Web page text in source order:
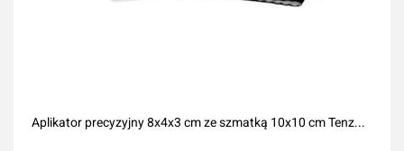
Aplikator precyzyjny 8x4x3 cm ze szmatką 10x10 cm Tenz...